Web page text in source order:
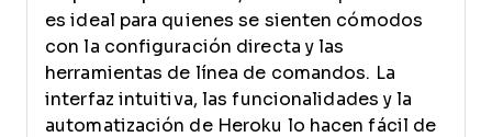
es ideal para quienes se sienten cómodos
con la configuración directa y las
herramientas de línea de comandos. La
interfaz intuitiva, las funcionalidades y la
automatización de Heroku lo hacen fácil de